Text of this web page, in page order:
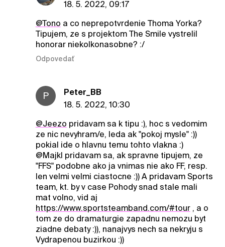
18. 5. 2022, 09:17
@Tono a co neprepotvrdenie Thoma Yorka?
Tipujem, ze s projektom The Smile vystrelil
honorar niekolkonasobne? :/
Odpovedať
P
Peter_BB
18. 5. 2022, 10:30
@Jeezo pridavam sa k tipu :), hoc s vedomim
ze nic nevyhram/e, leda ak "pokoj mysle" :))
pokial ide o hlavnu temu tohto vlakna :)
@Majkl pridavam sa, ak spravne tipujem, ze
"FFS" podobne ako ja vnimas nie ako FF, resp.
len velmi velmi ciastocne :)) A pridavam Sports
team, kt. by v case Pohody snad stale mali
mat volno, vid aj
https://www.sportsteamband.com/#tour, a o
tom ze do dramaturgie zapadnu nemozu byt
ziadne debaty :)), nanajvys nech sa nekryju s
Vydrapenou buzirkou :))